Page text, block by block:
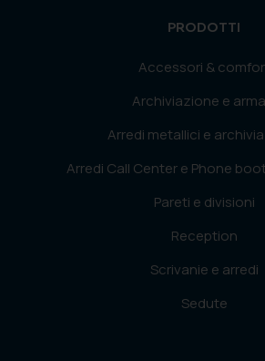
PRODOTTI
Accessori &
Archiviazione e
Arredi metallici e
Arredi Call Center e Phone
Pareti e divisioni
Reception
Scrivanie e arredi
Sedute